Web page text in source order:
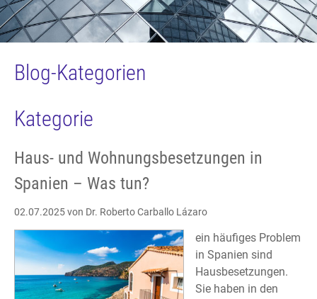
Blog-Kategorien
Kategorie
Haus- und Wohnungsbesetzungen in
Spanien – Was tun?
02.07.2025von Dr. Roberto Carballo Lázaro
ein häufiges Problem
in Spanien sind
Hausbesetzungen.
Sie haben in den